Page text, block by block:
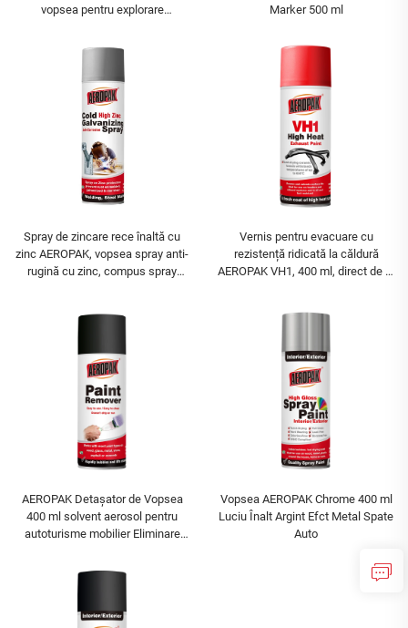
vopsea pentru explorare
în aerosol
Marker 500 ml
Spray de zincare rece înaltă cu
zinc AEROPAK, vopsea spray anti-
rugină cu zinc, compus spray
Vernis pentru evacuare cu
rezistență ridicată la căldură
AEROPAK VH1, 400 ml, direct de la
AEROPAK Detașator de Vopsea
400 ml solvent aerosol pentru
autoturisme mobilier Eliminare
Vopsea AEROPAK Chrome 400 ml
Luciu Înalt Argint Efct Metal Spate
Auto